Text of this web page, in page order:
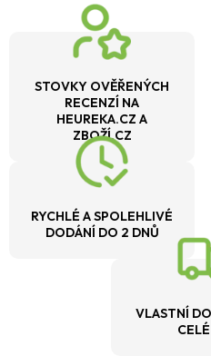
STOVKY OVĚŘENÝCH
RECENZÍ NA
HEUREKA.CZ A
ZBOŽÍ.CZ
RYCHLÉ A SPOLEHLIVÉ
DODÁNÍ DO 2 DNŮ
VLASTNÍ